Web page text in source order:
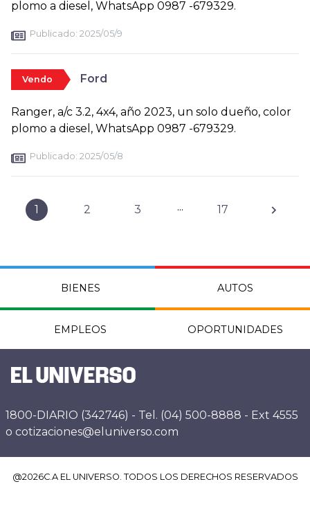
plomo a diesel, WhatsApp 0987 -679329.
Publicado: 2025/05/9
Vendo Ford
Ranger, a/c 3.2, 4x4, año 2023, un solo dueño, color
plomo a diesel, WhatsApp 0987 -679329.
Publicado: 2025/05/8
1 2 3 ... 17
BIENES AUTOS
EMPLEOS OPORTUNIDADES
1800-DIARIO (342746) - Tel. (04) 500-8888 - Ext 4555
o cotizaciones@eluniverso.com
@2026C.A EL UNIVERSO. TODOS LOS DERECHOS RESERVADOS